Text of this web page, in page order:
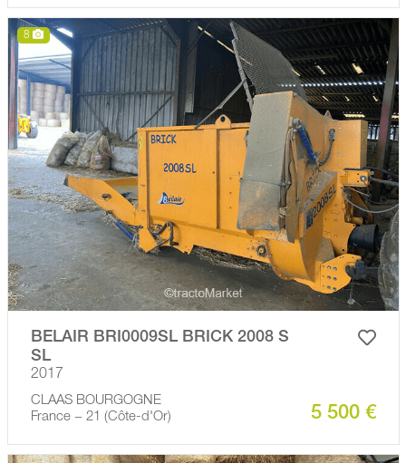
8
BELAIR BRI0009SL BRICK 2008 S
SL
2017
CLAAS BOURGOGNE
France − 21 (Côte-d'Or)
5 500 €